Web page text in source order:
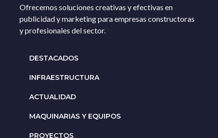
Ofrecemos soluciones creativas y efectivas en
publicidad y marketing para empresas constructoras
y profesionales del sector.
DESTACADOS
INFRAESTRUCTURA
ACTUALIDAD
MAQUINARIAS Y EQUIPOS
PROYECTOS